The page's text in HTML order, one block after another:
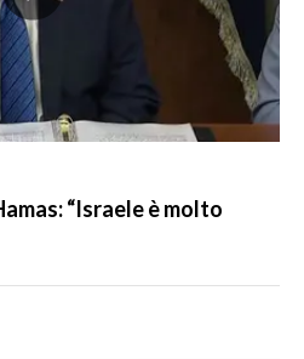
“Israele è molto